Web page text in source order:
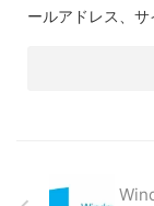
ールアドレス、サ